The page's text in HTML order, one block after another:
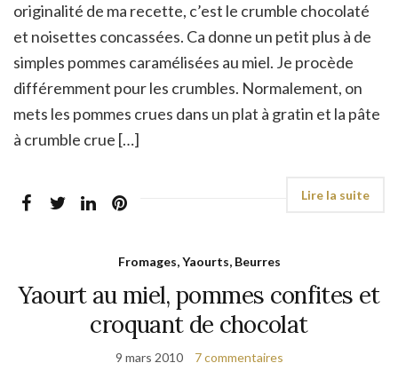
originalité de ma recette, c’est le crumble chocolaté
et noisettes concassées. Ca donne un petit plus à de
simples pommes caramélisées au miel. Je procède
différemment pour les crumbles. Normalement, on
mets les pommes crues dans un plat à gratin et la pâte
à crumble crue […]
Fromages, Yaourts, Beurres
Yaourt au miel, pommes confites et
croquant de chocolat
9 mars 2010 7 commentaires